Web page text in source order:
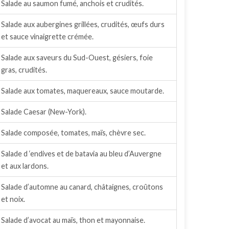
Salade au saumon fumé, anchois et crudités.
Salade aux aubergines grillées, crudités, œufs durs
et sauce vinaigrette crémée.
Salade aux saveurs du Sud-Ouest, gésiers, foie
gras, crudités.
Salade aux tomates, maquereaux, sauce moutarde.
Salade Caesar (New-York).
Salade composée, tomates, maïs, chèvre sec.
Salade d ‘endives et de batavia au bleu d’Auvergne
et aux lardons.
Salade d’automne au canard, châtaignes, croûtons
et noix.
Salade d’avocat au maïs, thon et mayonnaise.